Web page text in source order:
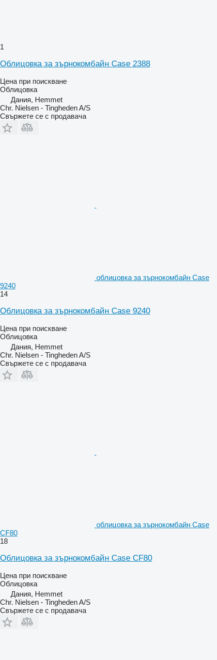
1
Облицовка за зърнокомбайн Case 2388
Цена при поискване
Облицовка
Дания, Hemmet
Chr. Nielsen - Tingheden A/S
Свържете се с продавача
облицовка за зърнокомбайн Case
9240
14
Облицовка за зърнокомбайн Case 9240
Цена при поискване
Облицовка
Дания, Hemmet
Chr. Nielsen - Tingheden A/S
Свържете се с продавача
облицовка за зърнокомбайн Case
CF80
18
Облицовка за зърнокомбайн Case CF80
Цена при поискване
Облицовка
Дания, Hemmet
Chr. Nielsen - Tingheden A/S
Свържете се с продавача